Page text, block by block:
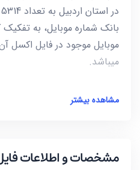
بانک شماره موبایل، به
موبایل موجود در فایل اکسل
میباشد.
مشاهده بیشتر
مشخصات و اطلاعات